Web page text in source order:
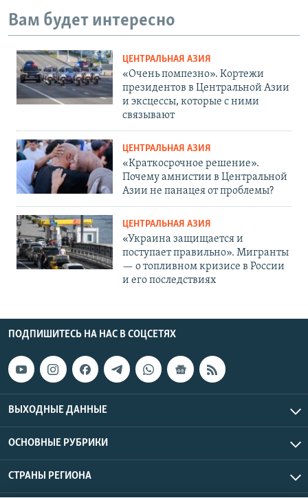
Вам будет интересно
ЦЕНТРАЛЬНАЯ АЗИЯ
«Очень помпезно». Кортежи
президентов в Центральной Азии
и эксцессы, которые с ними
связывают
ЦЕНТРАЛЬНАЯ АЗИЯ
«Краткосрочное решение».
Почему амнистии в Центральной
Азии не панацея от проблемы?
ЦЕНТРАЛЬНАЯ АЗИЯ
«Украина защищается и
поступает правильно». Мигранты
— о топливном кризисе в России
и его последствиях
ПОДПИШИТЕСЬ НА НАС В СОЦСЕТЯХ
ВЫХОДНЫЕ ДАННЫЕ
ОСНОВНЫЕ РУБРИКИ
СТРАНЫ РЕГИОНА